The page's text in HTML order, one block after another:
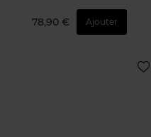
78,90 € Ajouter